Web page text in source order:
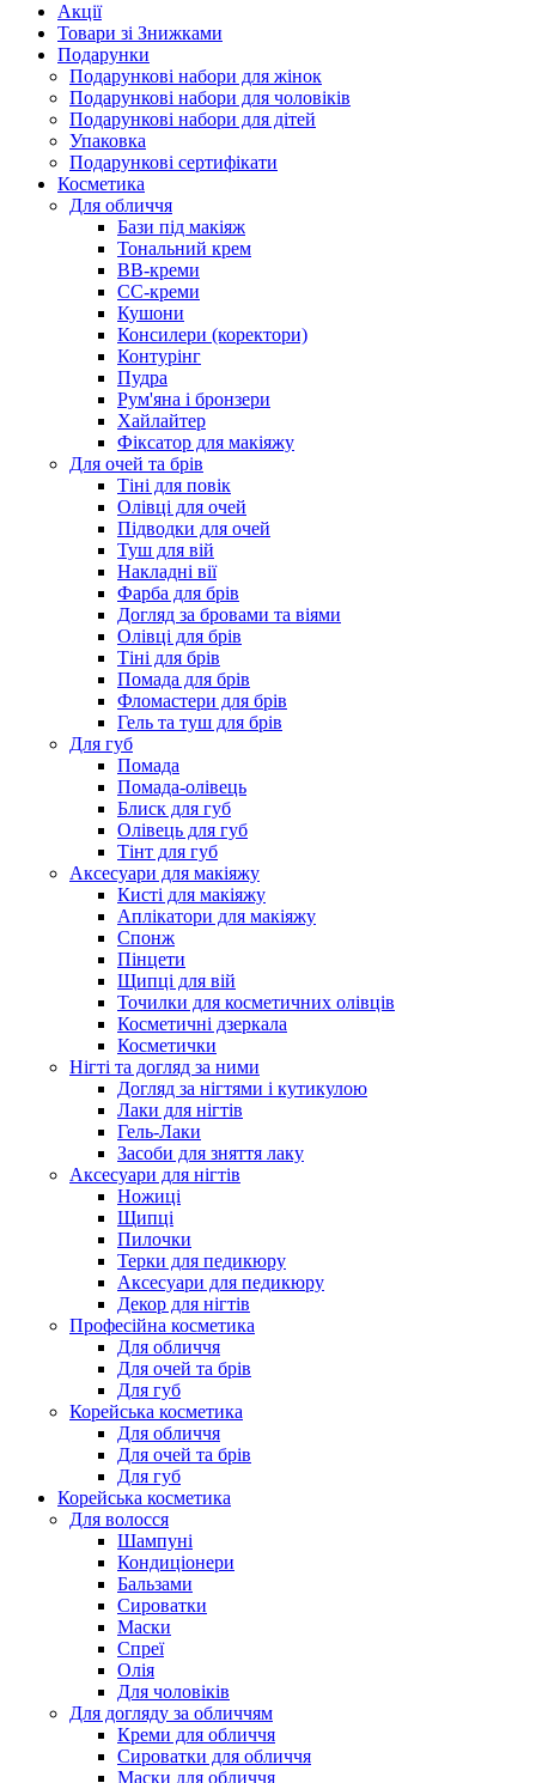
Акції
Товари зі Знижками
Подарунки
Подарункові набори для жінок
Подарункові набори для чоловіків
Подарункові набори для дітей
Упаковка
Подарункові сертифікати
Косметика
Для обличчя
Бази під макіяж
Тональний крем
BB-креми
CC-креми
Кушони
Консилери (коректори)
Контурінг
Пудра
Рум'яна і бронзери
Хайлайтер
Фіксатор для макіяжу
Для очей та брів
Тіні для повік
Олівці для очей
Підводки для очей
Туш для вій
Накладні вії
Фарба для брів
Догляд за бровами та віями
Олівці для брів
Тіні для брів
Помада для брів
Фломастери для брів
Гель та туш для брів
Для губ
Помада
Помада-олівець
Блиск для губ
Олівець для губ
Тінт для губ
Аксесуари для макіяжу
Кисті для макіяжу
Аплікатори для макіяжу
Спонж
Пінцети
Щипці для вій
Точилки для косметичних олівців
Косметичні дзеркала
Косметички
Нігті та догляд за ними
Догляд за нігтями і кутикулою
Лаки для нігтів
Гель-Лаки
Засоби для зняття лаку
Аксесуари для нігтів
Ножиці
Щипці
Пилочки
Терки для педикюру
Аксесуари для педикюру
Декор для нігтів
Професійна косметика
Для обличчя
Для очей та брів
Для губ
Корейська косметика
Для обличчя
Для очей та брів
Для губ
Корейська косметика
Для волосся
Шампуні
Кондиціонери
Бальзами
Сироватки
Маски
Спреї
Олія
Для чоловіків
Для догляду за обличчям
Креми для обличчя
Сироватки для обличчя
Маски для обличчя